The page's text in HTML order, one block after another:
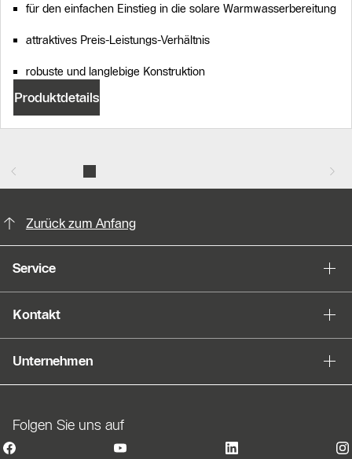
für den einfachen Einstieg in die solare Warmwasserbereitung
attraktives Preis-Leistungs-Verhältnis
robuste und langlebige Konstruktion
Produktdetails
Zurück zum Anfang
Service
Kontakt
Unternehmen
Folgen Sie uns auf